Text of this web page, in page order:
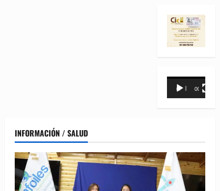
Reproductor
00:00 00:31
INFORMACIÓN / SALUD